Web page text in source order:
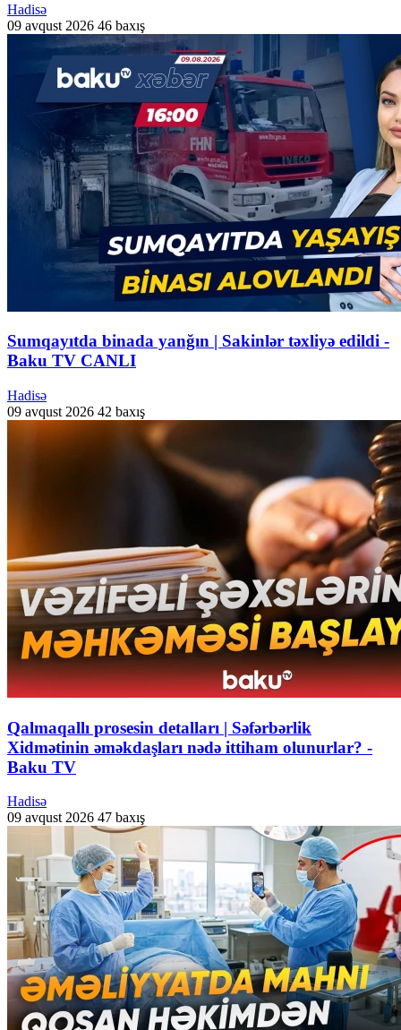
Hadisə
09 avqust 2026 46 baxış
Sumqayıtda binada yanğın | Sakinlər təxliyə edildi -
Baku TV CANLI
Hadisə
09 avqust 2026 42 baxış
Qalmaqallı prosesin detalları | Səfərbərlik
Xidmətinin əməkdaşları nədə ittiham olunurlar? -
Baku TV
Hadisə
09 avqust 2026 47 baxış